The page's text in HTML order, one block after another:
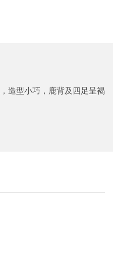
造型小巧，鹿背及四足呈褐